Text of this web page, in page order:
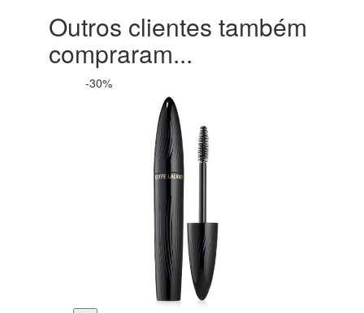
Outros clientes também
compraram...
-30%